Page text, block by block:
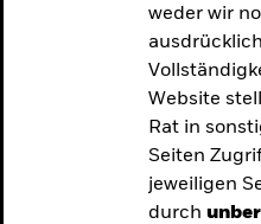
weder wir
Website
Rat in
Seiten
jeweiligen
durch